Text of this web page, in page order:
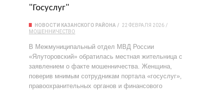
"Госуслуг"
НОВОСТИ КАЗАНСКОГО РАЙОНА
22 ФЕВРАЛЯ 2026
МОШЕННИЧЕСТВО
В Межмуниципальный отдел МВД России
«Ялуторовский» обратилась местная жительница с
заявлением о факте мошенничества. Женщина,
поверив мнимым сотрудникам портала «госуслуг»,
правоохранительных органов и финансового